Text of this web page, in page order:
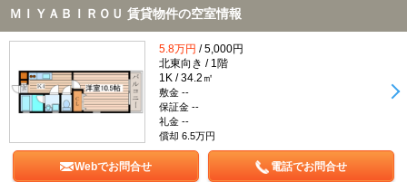
ＭＩＹＡＢＩＲＯＵ 賃貸物件の空室情報
5.8万円 / 5,000円
北東向き / 1階
1K / 34.2㎡
敷金 --
保証金 --
礼金 --
償却 6.5万円
Webでお問合せ 電話でお問合せ